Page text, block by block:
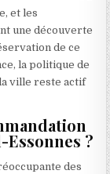
et les
une découverte
de ce
la politique de
ville reste actif
?
des